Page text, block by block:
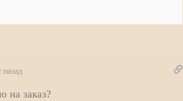
назад
на заказ?